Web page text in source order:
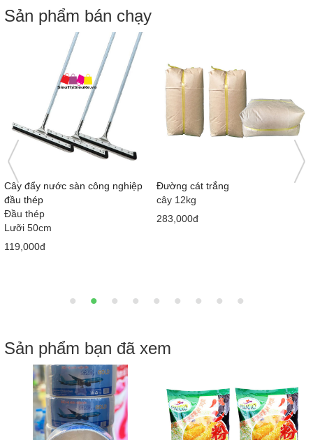
Sản phẩm bán chạy
Cây đẩy nước sàn công nghiệp
đầu thép
Đầu thép
Lưỡi 50cm
119,000đ
Đường cát trắng
cây 12kg
283,000đ
Sản phẩm bạn đã xem